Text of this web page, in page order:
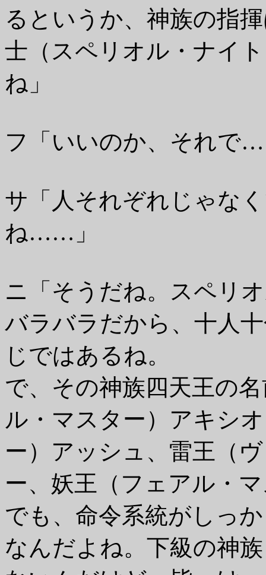
るというか、神族の指
士（スペリオル・ナイ
ね」
フ「いいのか、それで
サ「人それぞれじゃな
ね……」
ニ「そうだね。スペリ
バラバラだから、十人
じではあるね。
で、その神族四天王の
ル・マスター）アキシ
ー）アッシュ、雷王（
ー、妖王（フェアル・
でも、命令系統がしっ
なんだよね。下級の神